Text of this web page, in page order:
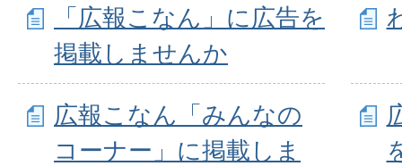
「広報こなん」に広告を
掲載しませんか
広報こなん「みんなの
コーナー」に掲載しま